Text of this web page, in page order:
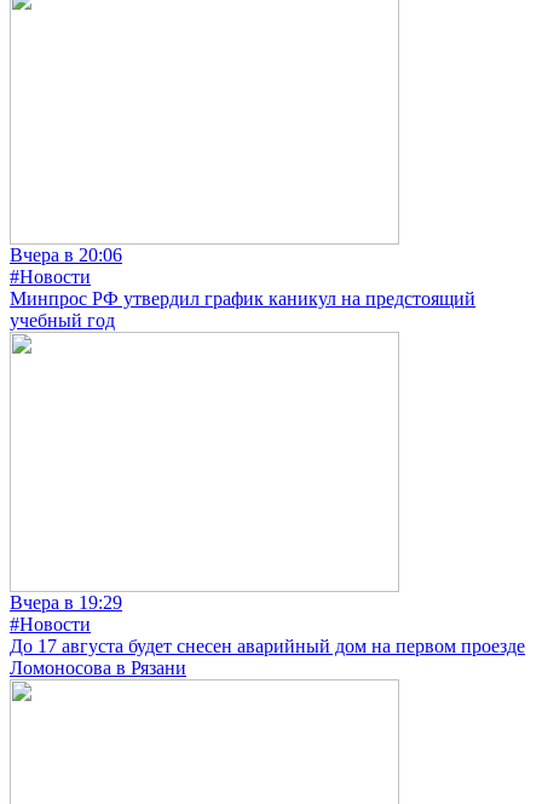
Вчера в 20:06
#Новости
Минпрос РФ утвердил график каникул на предстоящий
учебный год
Вчера в 19:29
#Новости
До 17 августа будет снесен аварийный дом на первом проезде
Ломоносова в Рязани